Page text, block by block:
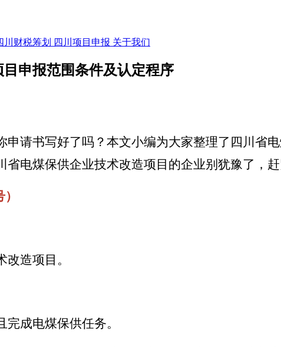
川财税筹划 四川项目申报 关于我们
申报范围条件及认定程序
请书写好了吗？本文小编为大家整理了四川省
电煤保供企业技术改造项目的企业别犹豫了，
造项目。
成电煤保供任务。